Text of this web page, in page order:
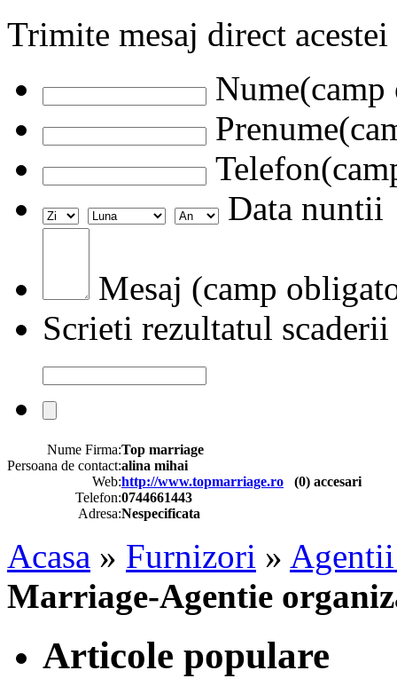
Trimite mesaj direct
Data nuntii
Mesaj (camp
Scrieti rezultatul scaderii
Nume Firma:Top marriage
Persoana de contact:alina mihai
Web:http://www.topmarriage.ro (0) accesari
Telefon:0744661443
Adresa:Nespecificata
Acasa » Furnizori »
Marriage-Agentie
Articole populare